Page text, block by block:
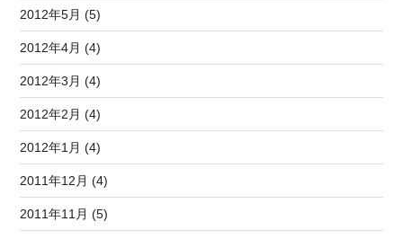
2012年5月 (5)
2012年4月 (4)
2012年3月 (4)
2012年2月 (4)
2012年1月 (4)
2011年12月 (4)
2011年11月 (5)